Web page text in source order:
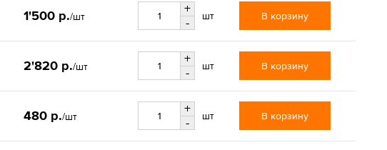
1'500 р./шт
+
-
шт В корзину
2'820 р./шт
+
-
шт В корзину
480 р./шт
+
-
шт В корзину